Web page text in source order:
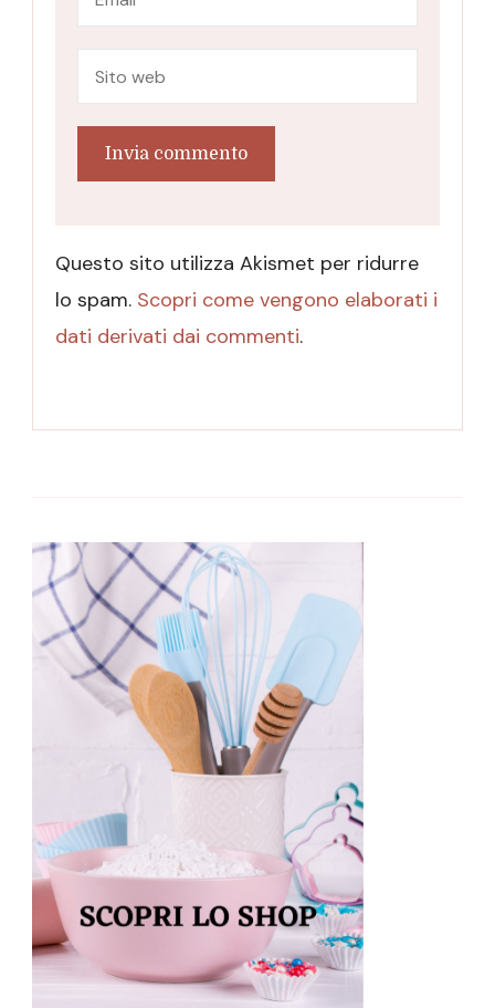
Questo sito utilizza Akismet per ridurre
lo spam. Scopri come vengono elaborati i
dati derivati dai commenti.